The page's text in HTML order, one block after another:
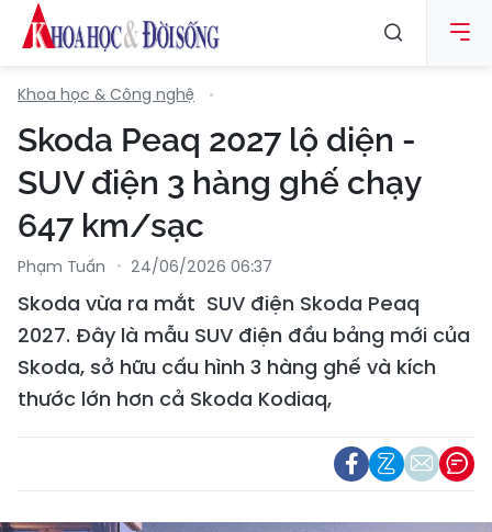
Khoa học & Công nghệ
Skoda Peaq 2027 lộ diện -
SUV điện 3 hàng ghế chạy
647 km/sạc
Phạm Tuấn 24/06/2026 06:37
Skoda vừa ra mắt SUV điện Skoda Peaq
2027. Đây là mẫu SUV điện đầu bảng mới của
Skoda, sở hữu cấu hình 3 hàng ghế và kích
thước lớn hơn cả Skoda Kodiaq,